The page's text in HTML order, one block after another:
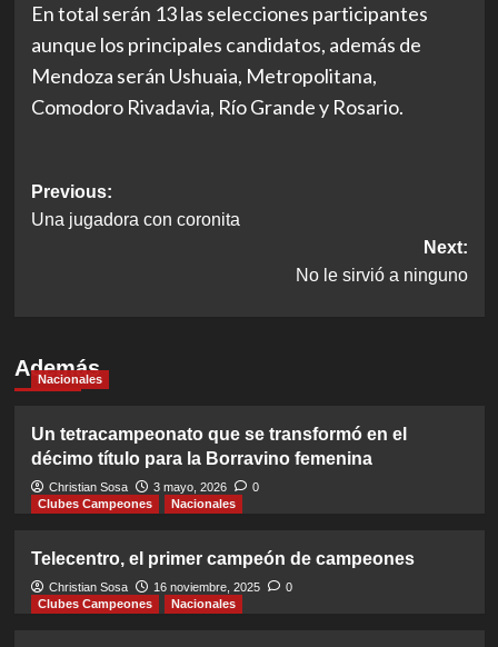
En total serán 13 las selecciones participantes
aunque los principales candidatos, además de
Mendoza serán Ushuaia, Metropolitana,
Comodoro Rivadavia, Río Grande y Rosario.
Post
navigation
Previous:
Una jugadora con coronita
Next:
No le sirvió a ninguno
Además
Nacionales
Un tetracampeonato que se transformó en el
décimo título para la Borravino femenina
Christian Sosa 3 mayo, 2026
0
Clubes Campeones
Nacionales
Telecentro, el primer campeón de campeones
Christian Sosa 16 noviembre, 2025
0
Clubes Campeones
Nacionales